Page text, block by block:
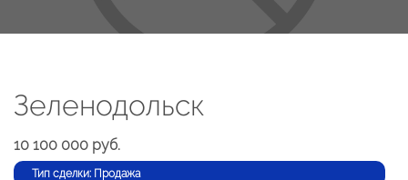
Зеленодольск
10 100 000 руб.
Тип сделки: Продажа